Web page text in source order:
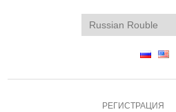
РЕГИСТРАЦИЯ